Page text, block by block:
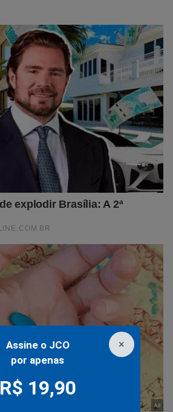
×
Assine o JCO
por apenas
R$ 19,90